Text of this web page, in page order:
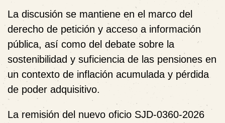
La discusión se mantiene en el marco del
derecho de petición y acceso a información
pública, así como del debate sobre la
sostenibilidad y suficiencia de las pensiones en
un contexto de inflación acumulada y pérdida
de poder adquisitivo.
La remisión del nuevo oficio SJD-0360-2026